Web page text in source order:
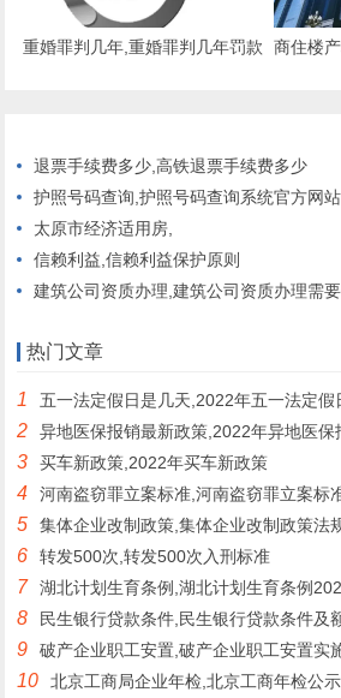
重婚罪判几年,重婚罪判几年罚款
商住楼
退票手续费多少,高铁退票手续费多少
护照号码查询,护照号码查询系统官方网站
太原市经济适用房,
信赖利益,信赖利益保护原则
建筑公司资质办理,建筑公司资质办理需
热门文章
1 五一法定假日是几天,2022年五一法定假
2 异地医保报销最新政策,2022年异地医保
3 买车新政策,2022年买车新政策
4 河南盗窃罪立案标准,河南盗窃罪立案标
5 集体企业改制政策,集体企业改制政策法
6 转发500次,转发500次入刑标准
7 湖北计划生育条例,湖北计划生育条例
8 民生银行贷款条件,民生银行贷款条件及
9 破产企业职工安置,破产企业职工安置实
10 北京工商局企业年检,北京工商年检公